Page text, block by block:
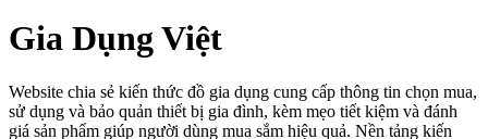
Gia Dụng Việt
Website chia sẻ kiến thức đồ gia dụng cung cấp thông tin chọn mua,
sử dụng và bảo quản thiết bị gia đình, kèm mẹo tiết kiệm và đánh
giá sản phẩm giúp người dùng mua sắm hiệu quả. Nền tảng kiến